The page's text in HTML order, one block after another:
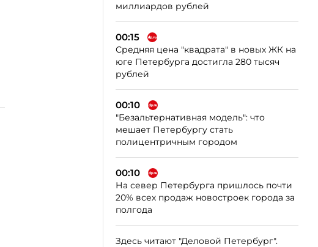
миллиардов рублей
00:15
Средняя цена "квадрата" в новых ЖК на
юге Петербурга достигла 280 тысяч
рублей
00:10
"Безальтернативная модель": что
мешает Петербургу стать
полицентричным городом
00:10
На север Петербурга пришлось почти
20% всех продаж новостроек города за
полгода
Здесь читают "Деловой Петербург".